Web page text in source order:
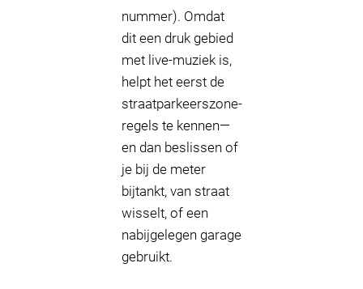
nummer). Omdat
dit een druk gebied
met live-muziek is,
helpt het eerst de
straatparkeerszone-
regels te kennen—
en dan beslissen of
je bij de meter
bijtankt, van straat
wisselt, of een
nabijgelegen garage
gebruikt.